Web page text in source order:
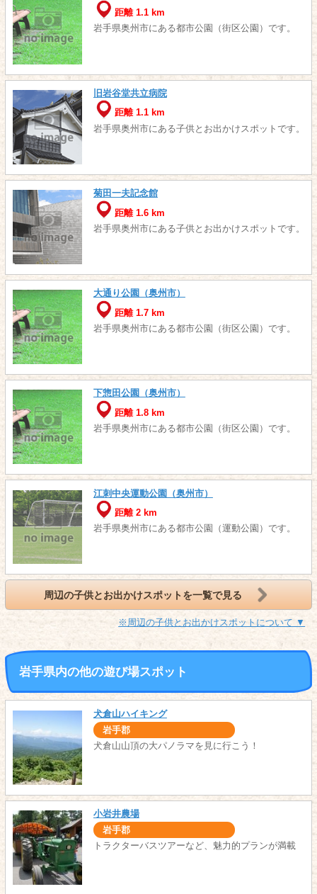
距離 1.1 km
岩手県奥州市にある都市公園（街区公園）です。
旧岩谷堂共立病院
距離 1.1 km
岩手県奥州市にある子供とお出かけスポットです。
菊田一夫記念館
距離 1.6 km
岩手県奥州市にある子供とお出かけスポットです。
大通り公園（奥州市）
距離 1.7 km
岩手県奥州市にある都市公園（街区公園）です。
下惣田公園（奥州市）
距離 1.8 km
岩手県奥州市にある都市公園（街区公園）です。
江刺中央運動公園（奥州市）
距離 2 km
岩手県奥州市にある都市公園（運動公園）です。
周辺の子供とお出かけスポットを一覧で見る
※周辺の子供とお出かけスポットについて ▼
岩手県内の他の遊び場スポット
犬倉山ハイキング
岩手郡
犬倉山山頂の大パノラマを見に行こう！
小岩井農場
岩手郡
トラクターバスツアーなど、魅力的プランが満載